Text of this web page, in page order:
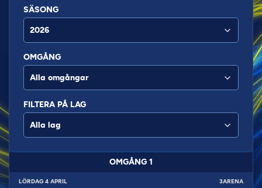
SÄSONG
OMGÅNG
FILTERA PÅ LAG
OMGÅNG 1
LÖRDAG 4 APRIL 3ARENA